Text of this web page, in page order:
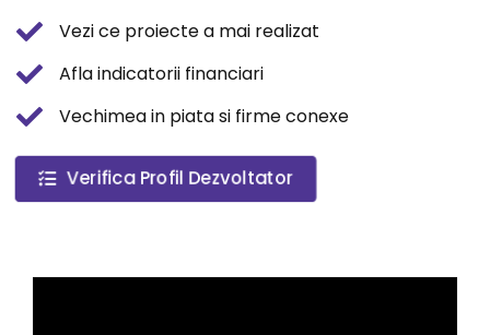
Vezi ce proiecte a mai realizat
Afla indicatorii financiari
Vechimea in piata si firme conexe
Verifica Profil Dezvoltator